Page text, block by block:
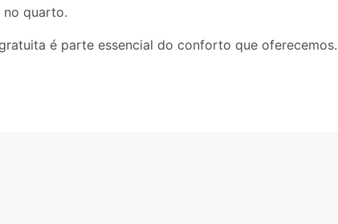
no quarto.
é parte essencial do conforto que oferecemos.